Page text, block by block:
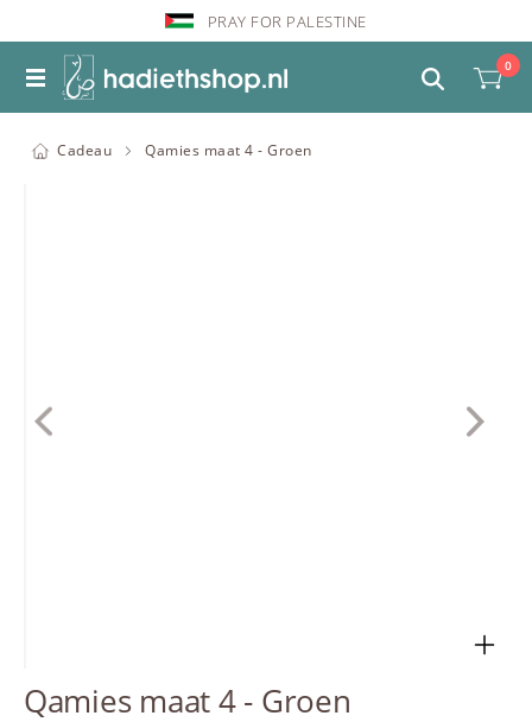
PRAY FOR PALESTINE
0
Cadeau Qamies maat 4 - Groen
Qamies maat 4 - Groen